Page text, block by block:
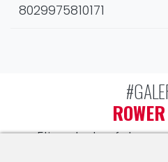
8029975810171
Etiqueta tus fotos y